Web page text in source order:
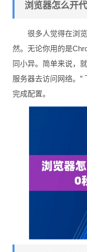
浏览器怎么开代
很多人觉得在浏
然。无论你用的是
同小异。简单来说，
服务器去访问网络。”
完成配置。